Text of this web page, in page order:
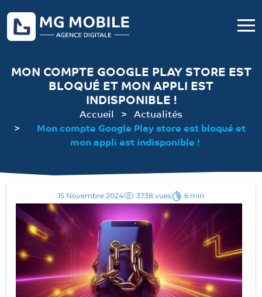
MON COMPTE GOOGLE PLAY STORE EST
BLOQUÉ ET MON APPLI EST
INDISPONIBLE !
Accueil
Actualités
Mon compte Google Play store est bloqué et
mon appli est indisponible !
15 Novembre 2024 3738 vues 6 min